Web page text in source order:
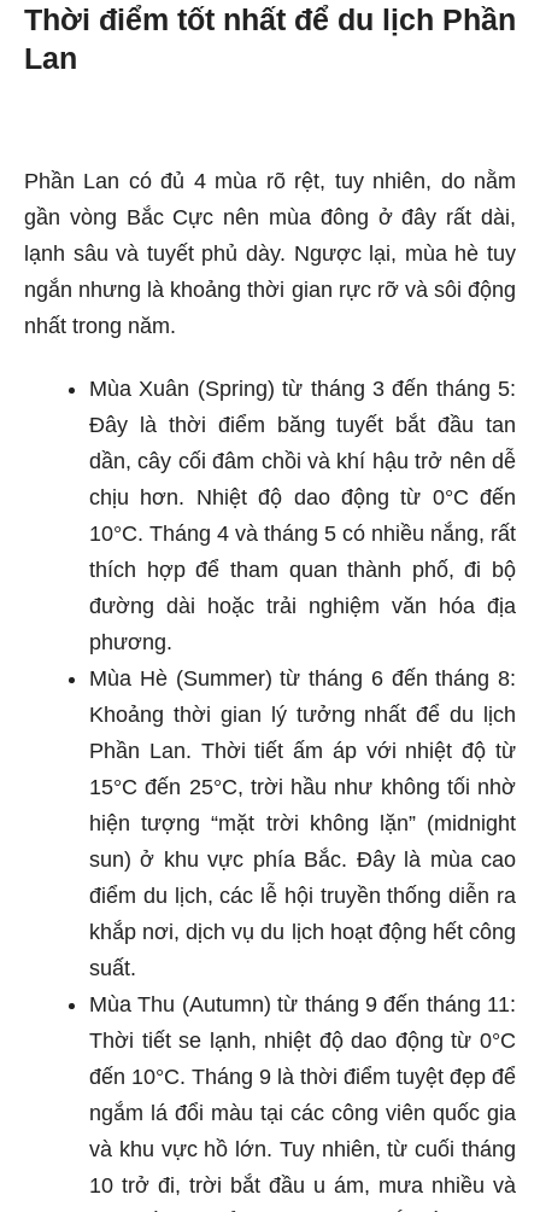
Thời điểm tốt nhất để du lịch Phần
Lan
Phần Lan có đủ 4 mùa rõ rệt, tuy nhiên, do nằm
gần vòng Bắc Cực nên mùa đông ở đây rất dài,
lạnh sâu và tuyết phủ dày. Ngược lại, mùa hè tuy
ngắn nhưng là khoảng thời gian rực rỡ và sôi động
nhất trong năm.
Mùa Xuân (Spring) từ tháng 3 đến tháng 5:
Đây là thời điểm băng tuyết bắt đầu tan
dần, cây cối đâm chồi và khí hậu trở nên dễ
chịu hơn. Nhiệt độ dao động từ 0°C đến
10°C. Tháng 4 và tháng 5 có nhiều nắng, rất
thích hợp để tham quan thành phố, đi bộ
đường dài hoặc trải nghiệm văn hóa địa
phương.
Mùa Hè (Summer) từ tháng 6 đến tháng 8:
Khoảng thời gian lý tưởng nhất để du lịch
Phần Lan. Thời tiết ấm áp với nhiệt độ từ
15°C đến 25°C, trời hầu như không tối nhờ
hiện tượng “mặt trời không lặn” (midnight
sun) ở khu vực phía Bắc. Đây là mùa cao
điểm du lịch, các lễ hội truyền thống diễn ra
khắp nơi, dịch vụ du lịch hoạt động hết công
suất.
Mùa Thu (Autumn) từ tháng 9 đến tháng 11:
Thời tiết se lạnh, nhiệt độ dao động từ 0°C
đến 10°C. Tháng 9 là thời điểm tuyệt đẹp để
ngắm lá đổi màu tại các công viên quốc gia
và khu vực hồ lớn. Tuy nhiên, từ cuối tháng
10 trở đi, trời bắt đầu u ám, mưa nhiều và